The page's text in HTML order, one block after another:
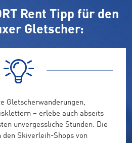
Rent Tipp für den
Gletscher:
Gletscherwanderungen,
– erlebe auch abseits
unvergessliche Stunden. Die
Skiverleih-Shops von